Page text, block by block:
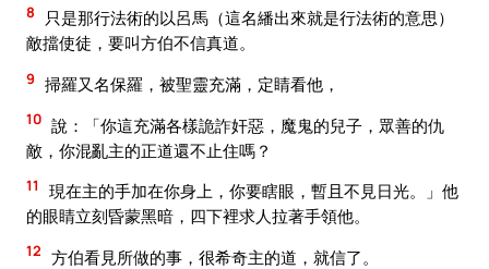
8
只是那行法術的以呂馬（這名繙出來就是行法術的意思）
敵擋使徒，要叫方伯不信真道。
9 掃羅又名保羅，被聖靈充滿，定睛看他，
10 說：「你這充滿各樣詭詐奸惡，魔鬼的兒子，眾善的仇
敵，你混亂主的正道還不止住嗎？
11
現在主的手加在你身上，你要瞎眼，暫且不見日光。」他
的眼睛立刻昏蒙黑暗，四下裡求人拉著手領他。
12 方伯看見所做的事，很希奇主的道，就信了。